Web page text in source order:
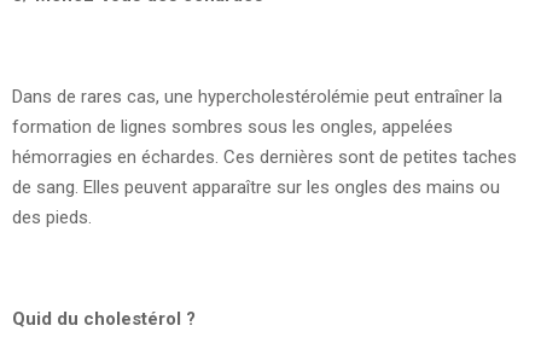
Dans de rares cas, une hypercholestérolémie peut entraîner la
formation de lignes sombres sous les ongles, appelées
hémorragies en échardes. Ces dernières sont de petites taches
de sang. Elles peuvent apparaître sur les ongles des mains ou
des pieds.
Quid du cholestérol ?